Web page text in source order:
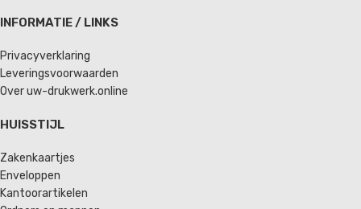
INFORMATIE / LINKS
Privacyverklaring
Leveringsvoorwaarden
Over uw-drukwerk.online
HUISSTIJL
Zakenkaartjes
Enveloppen
Kantoorartikelen